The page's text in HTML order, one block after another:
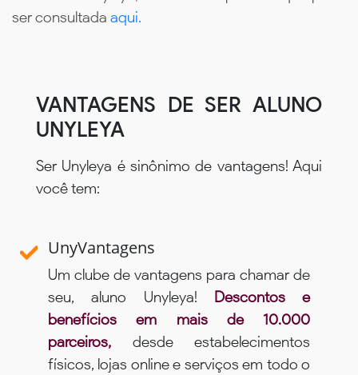
ser consultada aqui.
VANTAGENS DE SER ALUNO
UNYLEYA
Ser Unyleya é sinônimo de vantagens! Aqui
você tem:
UnyVantagens
Um clube de vantagens para chamar de
seu, aluno Unyleya! Descontos e
benefícios em mais de 10.000
parceiros, desde estabelecimentos
físicos, lojas online e serviços em todo o